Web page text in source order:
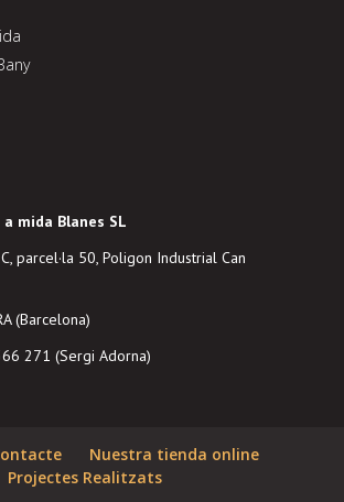
mida Blanes SL
parcel·la 50, Poligon Industrial Can
(Barcelona)
271 (Sergi Adorna)
Nuestra tienda online
Projectes Realitzats